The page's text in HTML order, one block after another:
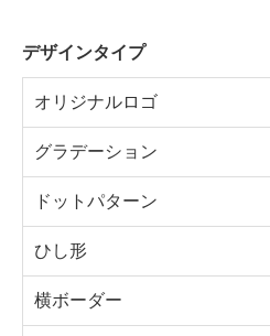
デザインタイプ
オリジナルロゴ
グラデーション
ドットパターン
ひし形
横ボーダー